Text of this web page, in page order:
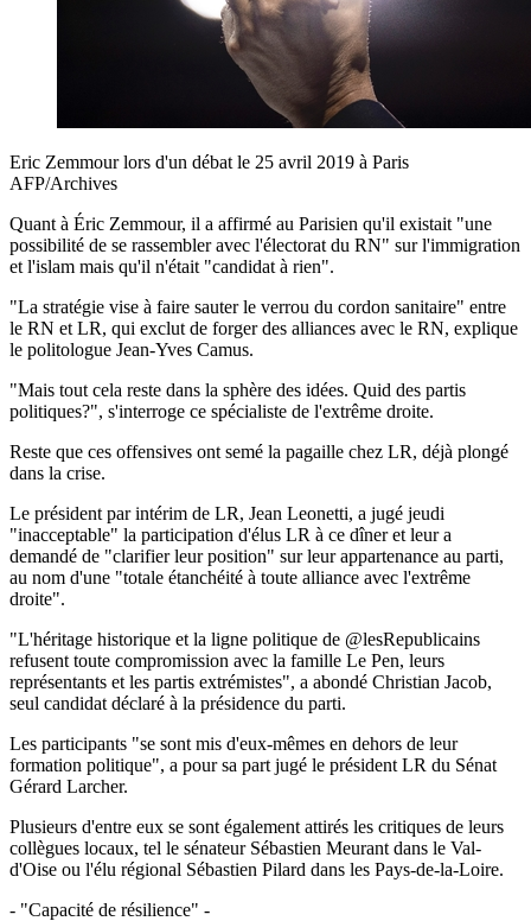
Eric Zemmour lors d'un débat le 25 avril 2019 à Paris
AFP/Archives
Quant à Éric Zemmour, il a affirmé au Parisien qu'il existait "une
possibilité de se rassembler avec l'électorat du RN" sur l'immigration
et l'islam mais qu'il n'était "candidat à rien".
"La stratégie vise à faire sauter le verrou du cordon sanitaire" entre
le RN et LR, qui exclut de forger des alliances avec le RN, explique
le politologue Jean-Yves Camus.
"Mais tout cela reste dans la sphère des idées. Quid des partis
politiques?", s'interroge ce spécialiste de l'extrême droite.
Reste que ces offensives ont semé la pagaille chez LR, déjà plongé
dans la crise.
Le président par intérim de LR, Jean Leonetti, a jugé jeudi
"inacceptable" la participation d'élus LR à ce dîner et leur a
demandé de "clarifier leur position" sur leur appartenance au parti,
au nom d'une "totale étanchéité à toute alliance avec l'extrême
droite".
"L'héritage historique et la ligne politique de @lesRepublicains
refusent toute compromission avec la famille Le Pen, leurs
représentants et les partis extrémistes", a abondé Christian Jacob,
seul candidat déclaré à la présidence du parti.
Les participants "se sont mis d'eux-mêmes en dehors de leur
formation politique", a pour sa part jugé le président LR du Sénat
Gérard Larcher.
Plusieurs d'entre eux se sont également attirés les critiques de leurs
collègues locaux, tel le sénateur Sébastien Meurant dans le Val-
d'Oise ou l'élu régional Sébastien Pilard dans les Pays-de-la-Loire.
- "Capacité de résilience" -